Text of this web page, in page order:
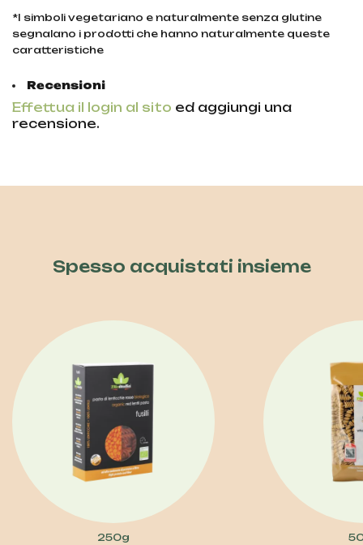
*I simboli vegetariano e naturalmente senza glutine
segnalano i prodotti che hanno naturalmente queste
caratteristiche
Recensioni
Effettua il login al sito ed aggiungi una
recensione.
Spesso acquistati insieme
250g